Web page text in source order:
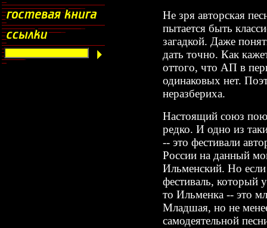
Не зря авторская
пытается быть
загадкой. Даже
дать точно. Как
оттого, что АП в
одинаковых нет.
неразбериха.
Настоящий союз
редко. И одно из
-- это фестивали
России на данный
Ильменский. Но
фестиваль, который
то Ильменка -- это
Младшая, но не
самодеятельной